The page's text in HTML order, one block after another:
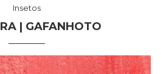
Insetos
| GAFANHOTO